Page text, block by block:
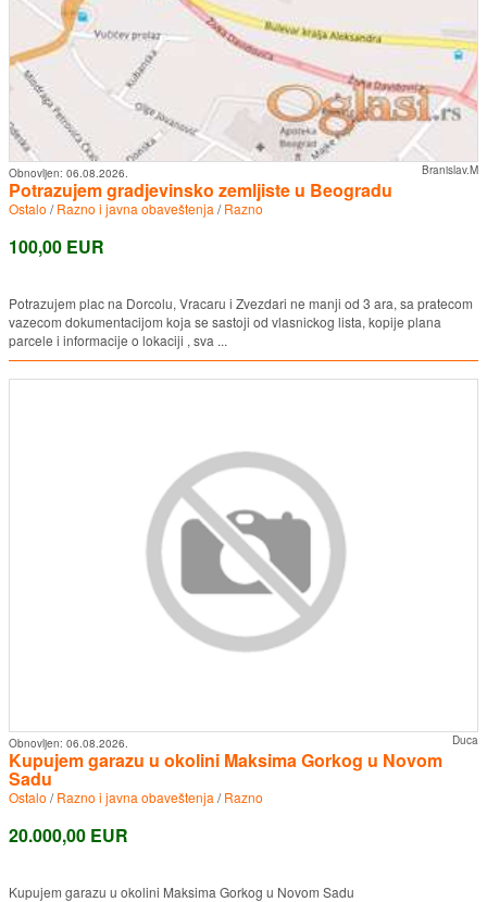
Branislav.M
Obnovljen: 06.08.2026.
Potrazujem gradjevinsko zemljiste u Beogradu
Ostalo /Razno i javna obaveštenja /Razno
100,00 EUR
Potrazujem plac na Dorcolu, Vracaru i Zvezdari ne manji od 3 ara, sa pratecom
vazecom dokumentacijom koja se sastoji od vlasnickog lista, kopije plana
parcele i informacije o lokaciji , sva ...
Duca
Obnovljen: 06.08.2026.
Kupujem garazu u okolini Maksima Gorkog u Novom
Sadu
Ostalo /Razno i javna obaveštenja /Razno
20.000,00 EUR
Kupujem garazu u okolini Maksima Gorkog u Novom Sadu